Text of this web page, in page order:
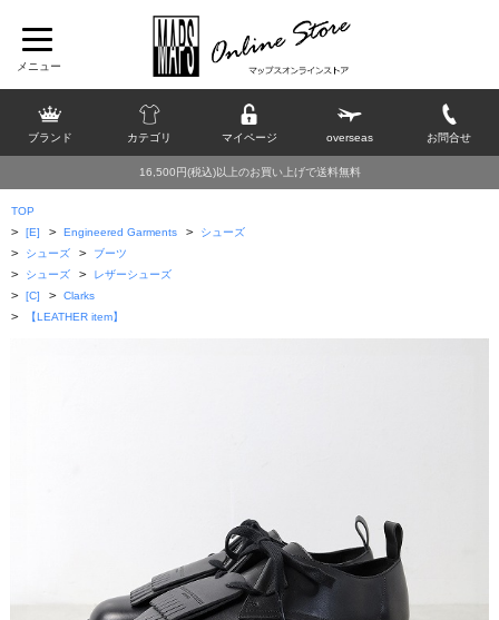
ブランド カテゴリ マイページ overseas お問合せ
16,500円(税込)以上のお買い上げで送料無料
TOP
> [E] > Engineered Garments > シューズ
> シューズ > ブーツ
> シューズ > レザーシューズ
> [C] > Clarks
> 【LEATHER item】